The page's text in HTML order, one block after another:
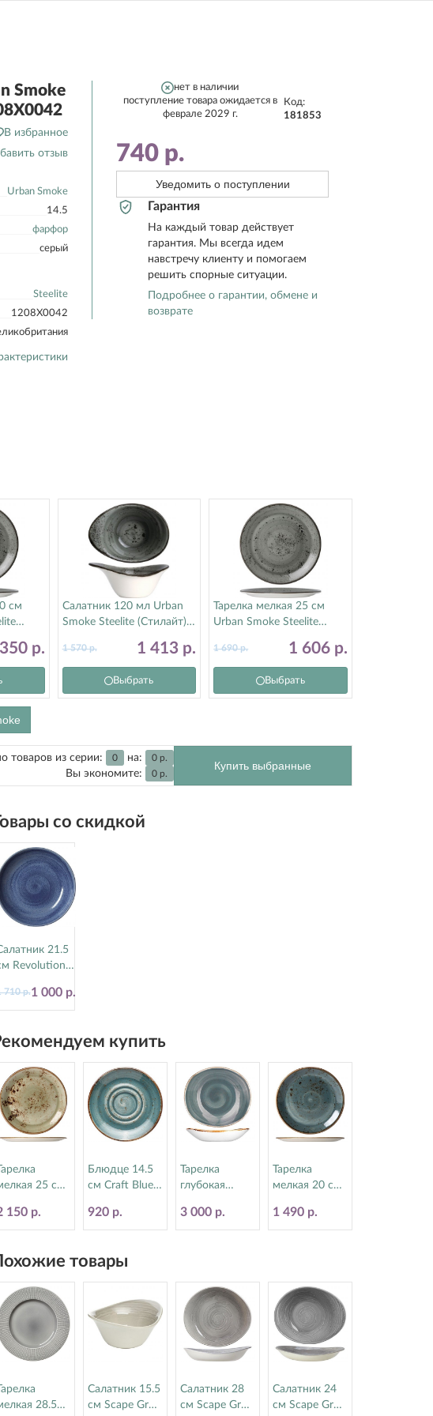
Smoke
В избранное
отзыв
Urban Smoke
14.5
фарфор
серый
Steelite
1208X0042
нет в наличии
поступление товара ожидается в
феврале 2029 г.
Код:
181853
740 р.
Уведомить о поступлении
Гарантия
На каждый товар действует
гарантия. Мы всегда идем
навстречу клиенту и помогаем
решить спорные ситуации.
Подробнее о гарантии, обмене и
возврате
см
р.
Салатник 120 мл Urban
Smoke Steelite (Стилайт)
1 413 р.
1 570р.
Выбрать
Тарелка мелкая 25 см
Urban Smoke Steelite
1 606 р.
1 690р.
Выбрать
товаров из серии: 0 на: 0 р.
Вы экономите: 0 р.
Купить выбранные
со скидкой
21.5
Revolution
1 000 р.
710 р.
купить
Тарелка
25 см
150 р.
Блюдце 14.5
см Craft Blue
(Стилайт)
11300158
920 р.
Тарелка
глубокая
Craft Blue
Steelite
3 000 р.
Тарелка
мелкая 20 см
Steelite
(Стилайт)
1 490 р.
товары
Тарелка
28.5
Салатник 15.5
см Scape Grey
Салатник 28
см Scape Grey
Салатник 24
см Scape Grey